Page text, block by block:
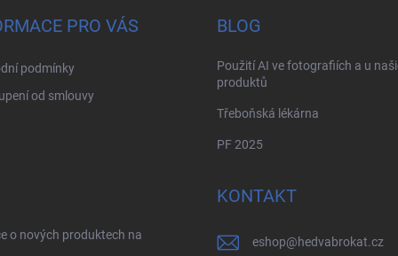
PRO VÁS
podmínky
od smlouvy
BLOG
Použití AI ve fotografiích a u
produktů
Třeboňská lékárna
PF 2025
o nových produktech na
KONTAKT
eshop@hedvabrokat.cz